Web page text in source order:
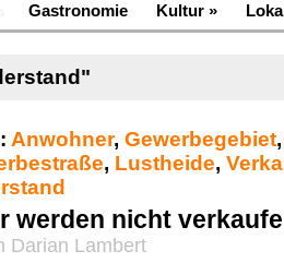
Gastronomie Kultur »
Anwohner, Gewerbegebiet,
, Lustheide,
werden nicht
Darian Lambert